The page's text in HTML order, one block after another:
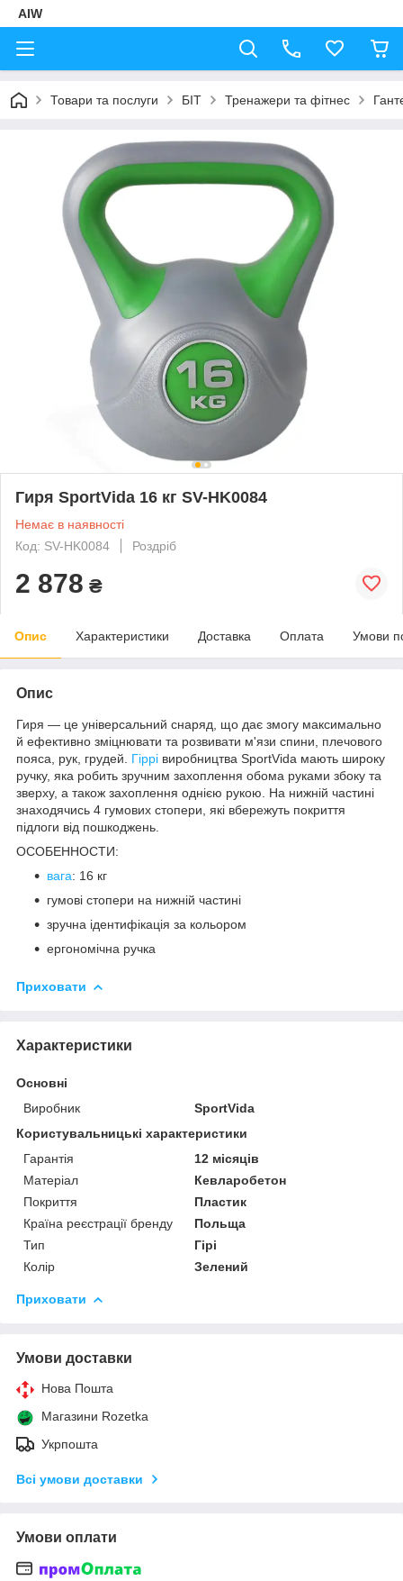
AIW
Товари та послуги БІТ Тренажери та фітнес
Гиря SportVida 16 кг SV-HK0084
Немає в наявності
Код: SV-HK0084
Роздріб
2 878 ₴
Опис Характеристики Доставка Оплата Умови
Опис
Гиря — це універсальний снаряд, що дає змогу максимально
й ефективно зміцнювати та розвивати м'язи спини, плечового
пояса, рук, грудей. Гіррі виробництва SportVida мають широку
ручку, яка робить зручним захоплення обома руками збоку та
зверху, а також захоплення однією рукою. На нижній частині
знаходячись 4 гумових стопери, які вбережуть покриття
підлоги від пошкоджень.
ОСОБЕННОСТИ:
вага: 16 кг
гумові стопери на нижній частині
зручна ідентифікація за кольором
ергономічна ручка
Приховати
Характеристики
Основні
Виробник
SportVida
Користувальницькі характеристики
Гарантія
12 місяців
Матеріал
Кевларобетон
Покриття
Пластик
Країна реєстрації бренду
Польща
Тип
Гірі
Колір
Зелений
Приховати
Умови доставки
Нова Пошта
Магазини Rozetka
Укрпошта
Всі умови доставки
Умови оплати